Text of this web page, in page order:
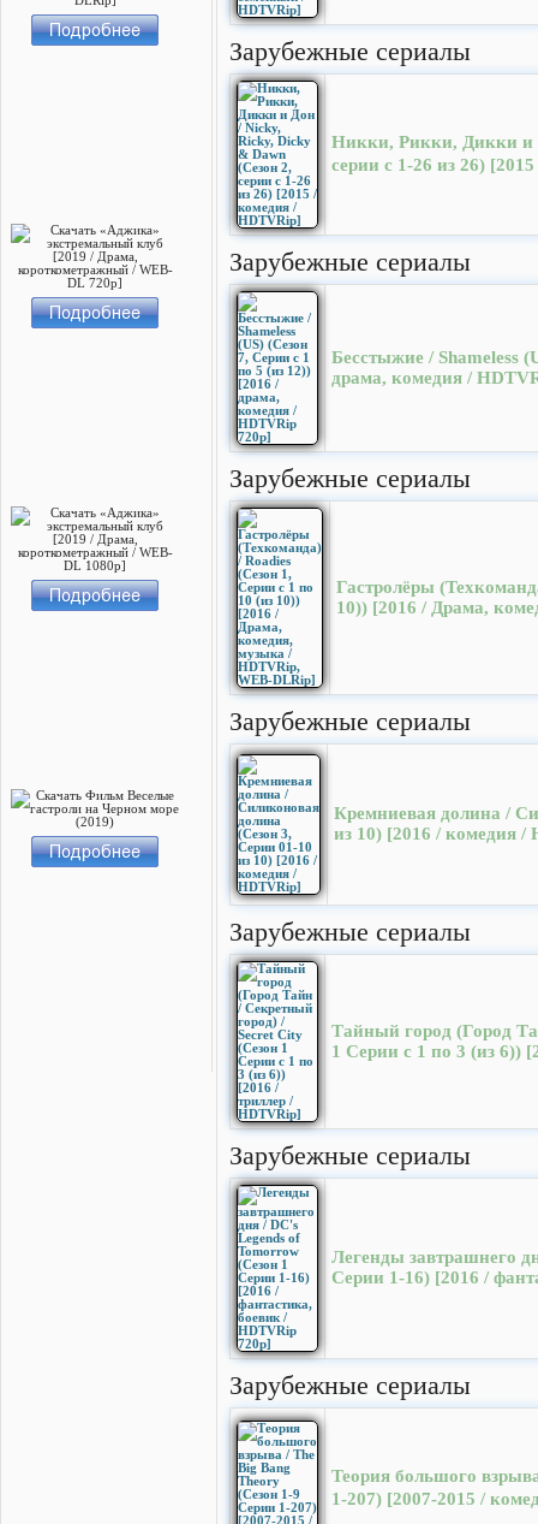
Зарубежные сериалы
Никки, Рикки, Дикки и
cерии с 1-26 из 26)
Зарубежные сериалы
Бесстыжие / Shameless
драма, комедия /
Зарубежные сериалы
Гастролёры
10)) [2016 / Драма,
Зарубежные сериалы
Кремниевая долина /
из 10) [2016 / комедия /
Зарубежные сериалы
Тайный город (Город
1 Серии с 1 по 3 (из 6))
Зарубежные сериалы
Легенды завтрашнего
Серии 1-16) [2016 /
Зарубежные сериалы
Теория большого
1-207) [2007-2015 /